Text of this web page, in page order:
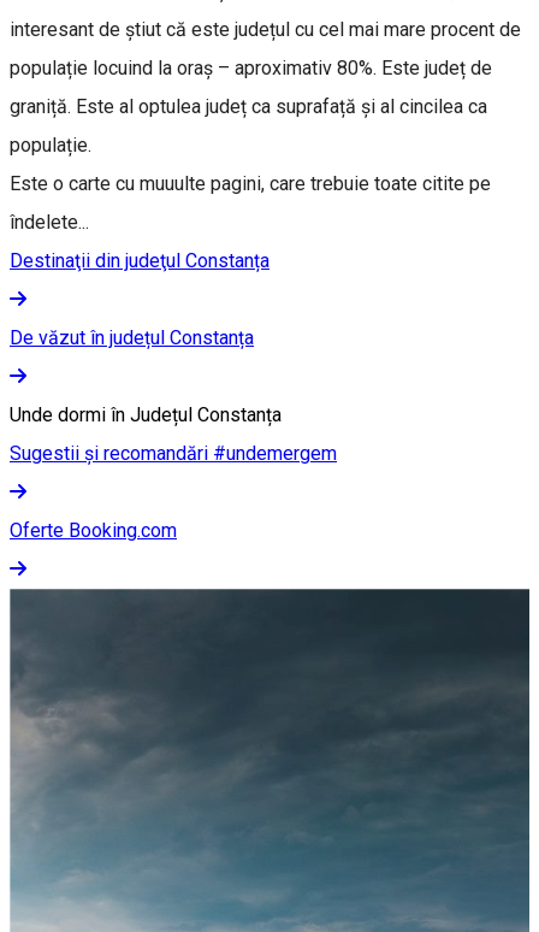
interesant de știut că este județul cu cel mai mare procent de
populație locuind la oraș – aproximativ 80%. Este județ de
graniță. Este al optulea județ ca suprafață și al cincilea ca
populație.
Este o carte cu muuulte pagini, care trebuie toate citite pe
îndelete...
Destinaţii din judeţul Constanța
De văzut în județul Constanța
Unde dormi în Județul Constanța
Sugestii și recomandări #undemergem
Oferte Booking.com